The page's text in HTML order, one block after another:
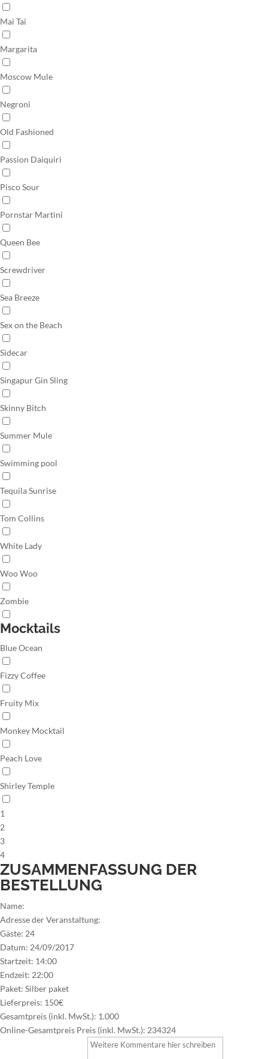
Mai Tai
Margarita
Moscow Mule
Negroni
Old Fashioned
Passion Daiquiri
Pisco Sour
Pornstar Martini
Queen Bee
Screwdriver
Sea Breeze
Sex on the Beach
Sidecar
Singapur Gin Sling
Skinny Bitch
Summer Mule
Swimming pool
Tequila Sunrise
Tom Collins
White Lady
Woo Woo
Zombie
Mocktails
Blue Ocean
Fizzy Coffee
Fruity Mix
Monkey Mocktail
Peach Love
Shirley Temple
1
2
3
4
ZUSAMMENFASSUNG DER
BESTELLUNG
Name:
Adresse der Veranstaltung:
Gäste: 24
Datum: 24/09/2017
Startzeit: 14:00
Endzeit: 22:00
Paket: Silber paket
Lieferpreis: 150€
Gesamtpreis (inkl. MwSt.): 1.000
Online-Gesamtpreis Preis (inkl. MwSt.): 234324